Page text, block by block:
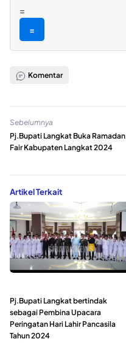
=
=
Komentar
Sebelumnya
Pj.Bupati Langkat Buka Ramadan
Fair Kabupaten Langkat 2024
Artikel Terkait
Pj.Bupati Langkat bertindak
sebagai Pembina Upacara
Peringatan Hari Lahir Pancasila
Tahun 2024